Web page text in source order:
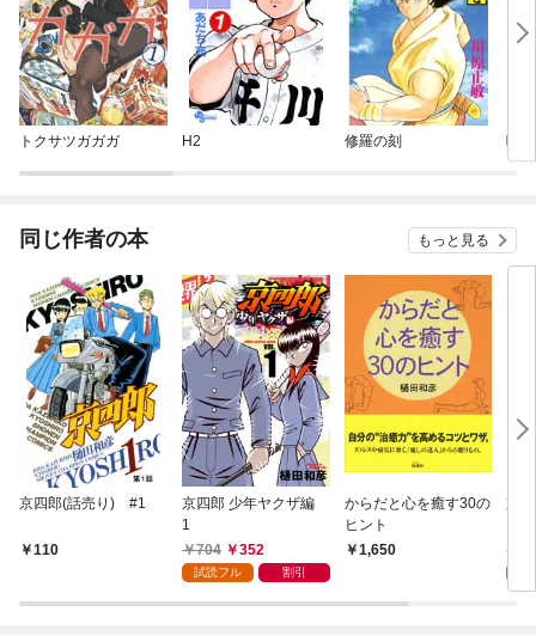
トクサツガガガ H2 修羅の刻 喰
同じ作者の本 もっと見る
京四郎(話売り) #1
110
京四郎 少年ヤクザ編
1
704
352
試読フル 割引
からだと心を癒す30の
ヒント
1,650
京